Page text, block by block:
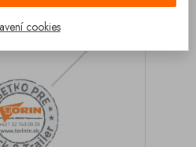
cookies